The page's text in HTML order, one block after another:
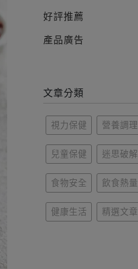
好評推薦
產品廣告
文章分類
視力保健 營養調理
兒童保健 迷思破解
食物安全 飲食熱量
健康生活 精選文章